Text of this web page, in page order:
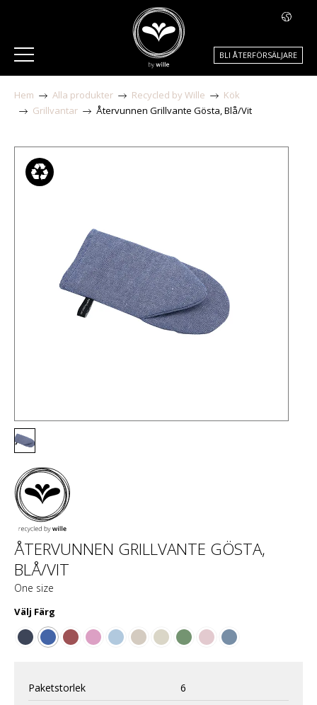
BLI ÅTERFÖRSÄLJARE
Hem Alla produkter Recycled by Wille
Kök
Grillvantar
Återvunnen Grillvante Gösta, Blå/Vit
ÅTERVUNNEN GRILLVANTE GÖSTA,
BLÅ/VIT
One size
Välj Färg
Paketstorlek
6